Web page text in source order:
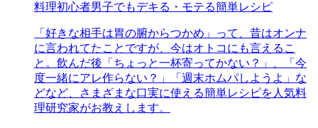
料理初心者男子でもデキる・モテる簡単レシピ
「好きな相手は胃の腑からつかめ」って、昔はオンナ
に言われてたことですが、今はオトコにも言えるこ
と。飲んだ後「ちょっと一杯寄ってかない？」、「今
度一緒にアレ作らない？」「週末ホムパしようよ」な
どなど、さまざまな口実に使える簡単レシピを人気料
理研究家がお教えします。